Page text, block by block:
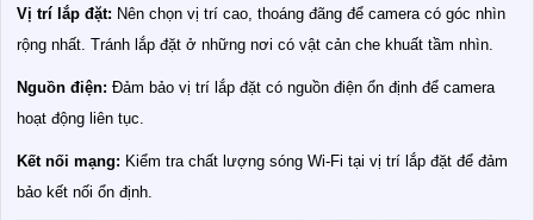
Vị trí lắp đặt: Nên chọn vị trí cao, thoáng đãng để camera có góc nhìn
rộng nhất. Tránh lắp đặt ở những nơi có vật cản che khuất tầm nhìn.
Nguồn điện: Đảm bảo vị trí lắp đặt có nguồn điện ổn định để camera
hoạt động liên tục.
Kết nối mạng: Kiểm tra chất lượng sóng Wi-Fi tại vị trí lắp đặt để đảm
bảo kết nối ổn định.